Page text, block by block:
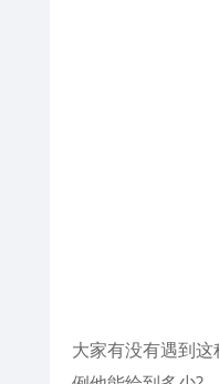
大家有没有遇到